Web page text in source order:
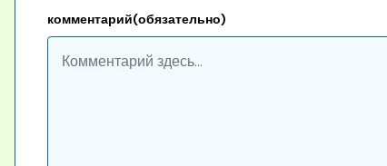
комментарий(обязательно)